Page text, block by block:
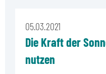
05.03.2021
Die Kraft der
nutzen